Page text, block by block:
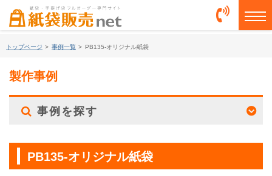
トップページ > 事例一覧 > PB135-オリジナル紙袋
製作事例
事例を探す
PB135-オリジナル紙袋